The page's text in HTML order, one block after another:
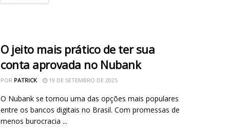
O jeito mais prático de ter sua
conta aprovada no Nubank
POR PATRICK 19 DE SETEMBRO DE 2025
O Nubank se tornou uma das opções mais populares
entre os bancos digitais no Brasil. Com promessas de
menos burocracia ...